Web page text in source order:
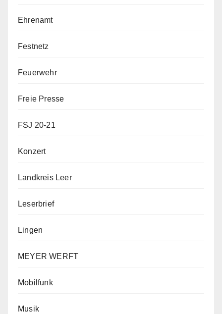
Ehrenamt
Festnetz
Feuerwehr
Freie Presse
FSJ 20-21
Konzert
Landkreis Leer
Leserbrief
Lingen
MEYER WERFT
Mobilfunk
Musik